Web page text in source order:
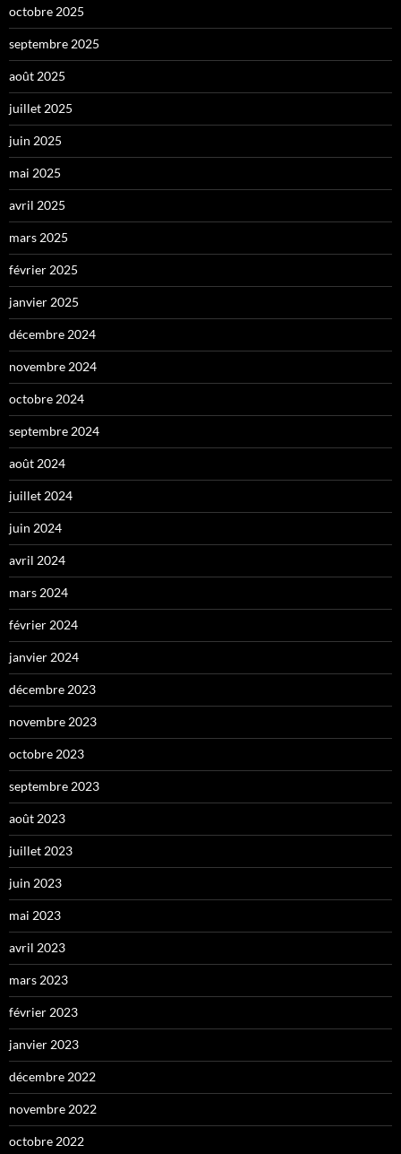
octobre 2025
septembre 2025
août 2025
juillet 2025
juin 2025
mai 2025
avril 2025
mars 2025
février 2025
janvier 2025
décembre 2024
novembre 2024
octobre 2024
septembre 2024
août 2024
juillet 2024
juin 2024
avril 2024
mars 2024
février 2024
janvier 2024
décembre 2023
novembre 2023
octobre 2023
septembre 2023
août 2023
juillet 2023
juin 2023
mai 2023
avril 2023
mars 2023
février 2023
janvier 2023
décembre 2022
novembre 2022
octobre 2022